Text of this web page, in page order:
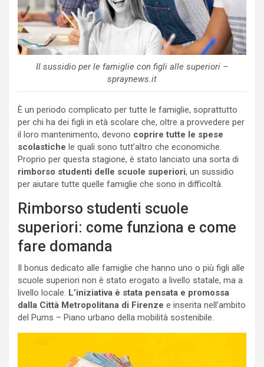
Il sussidio per le famiglie con figli alle superiori –
spraynews.it
È un periodo complicato per tutte le famiglie, soprattutto
per chi ha dei figli in età scolare che, oltre a provvedere per
il loro mantenimento, devono coprire tutte le spese
scolastiche le quali sono tutt’altro che economiche.
Proprio per questa stagione, è stato lanciato una sorta di
rimborso studenti delle scuole superiori, un sussidio
per aiutare tutte quelle famiglie che sono in difficoltà.
Rimborso studenti scuole
superiori: come funziona e come
fare domanda
Il bonus dedicato alle famiglie che hanno uno o più figli alle
scuole superiori non è stato erogato a livello statale, ma a
livello locale. L’iniziativa è stata pensata e promossa
dalla Città Metropolitana di Firenze e inserita nell’ambito
del Pums – Piano urbano della mobilità sostenibile.